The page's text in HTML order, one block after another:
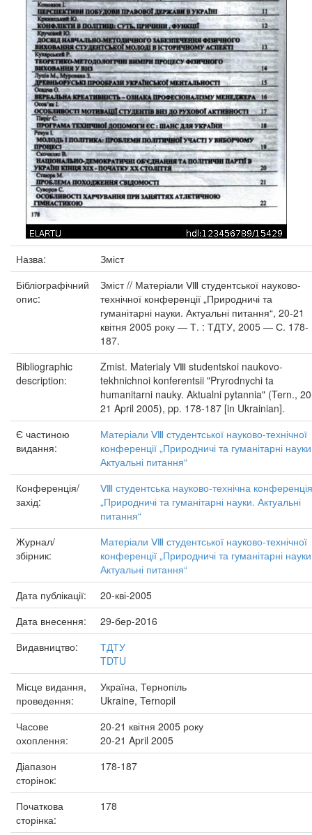
Назва:
Зміст
Бібліографічний
опис:
Зміст // Матеріали Ⅷ студентської науково-
технічної конференції „Природничі та
гуманітарні науки. Актуальні питання“, 20-21
квітня 2005 року — Т. : ТДТУ, 2005 — С. 178-
187.
Bibliographic
description:
Zmist. Materialy Ⅷ studentskoi naukovo-
tekhnichnoi konferentsii "Pryrodnychi ta
humanitarni nauky. Aktualni pytannia" (Tern.,
21 April 2005), pp. 178-187 [in Ukrainian].
Є частиною
видання:
Матеріали Ⅷ студентської науково-технічної
конференції „Природничі та гуманітарні
Актуальні питання“
Конференція/
захід:
Ⅷ студентська науково-технічна конференція
„Природничі та гуманітарні науки. Актуальні
питання“
Журнал/
збірник:
Матеріали Ⅷ студентської науково-технічної
конференції „Природничі та гуманітарні
Актуальні питання“
Дата публікації:
20-кві-2005
Дата внесення:
29-бер-2016
Видавництво:
ТДТУ
TDTU
Місце видання,
проведення:
Україна, Тернопіль
Ukraine, Ternopil
Часове
охоплення:
20-21 квітня 2005 року
20-21 April 2005
Діапазон
сторінок:
178-187
Початкова
сторінка:
178